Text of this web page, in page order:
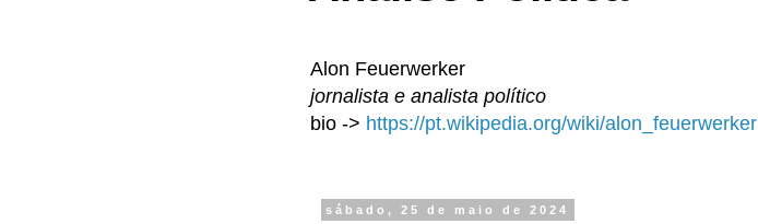
Alon Feuerwerker
jornalista e analista político
bio -> https://pt.wikipedia.org/wiki/alon_feuerwerker
sábado, 25 de maio de 2024